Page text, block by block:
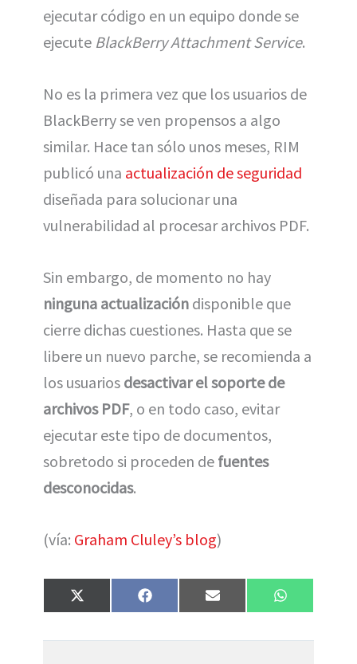
ejecutar código en un equipo donde se
ejecute BlackBerry Attachment Service.
No es la primera vez que los usuarios de
BlackBerry se ven propensos a algo
similar. Hace tan sólo unos meses, RIM
publicó una actualización de seguridad
diseñada para solucionar una
vulnerabilidad al procesar archivos PDF.
Sin embargo, de momento no hay
ninguna actualización disponible que
cierre dichas cuestiones. Hasta que se
libere un nuevo parche, se recomienda a
los usuarios desactivar el soporte de
archivos PDF, o en todo caso, evitar
ejecutar este tipo de documentos,
sobretodo si proceden de fuentes
desconocidas.
(vía: Graham Cluley’s blog)
Compartir
en
X
(
w
Compartir
en
F
a
e
Compartir
en
E
m
i
Compartir
en
W
h
t